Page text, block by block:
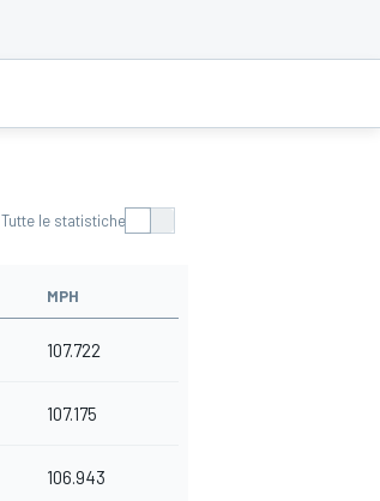
Tutte le statistiche
MPH
107.722
107.175
106.943